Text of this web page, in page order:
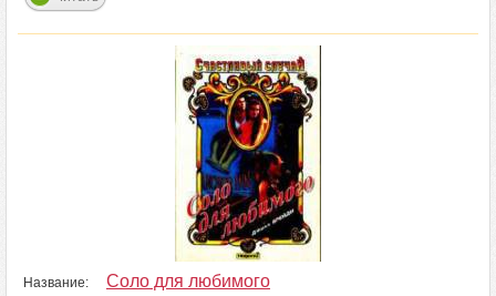
Название: Соло для любимого